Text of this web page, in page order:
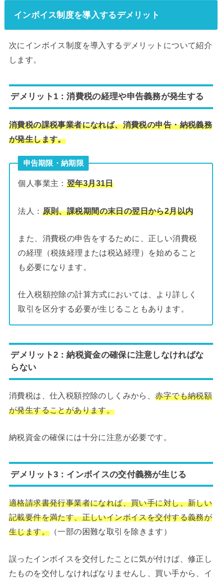
インボイス制度を導入するデメリット
次にインボイス制度を導入するデメリットについて紹介
します。
デメリット1：消費税の経理や申告義務が発生する
消費税の課税事業者になれば、消費税の申告・納税義務
が発生します。
申告期限・納期限
個人事業主： 翌年3月31日
法人： 原則、課税期間の末日の翌日から2月以内
また、消費税の申告をするために、正しい消費税
の経理（税抜経理または税込経理）を始めること
も必要になります。
仕入税額控除の計算方式においては、より詳しく
取引を区分する必要が生じることもあります。
デメリット2：納税資金の確保に注意しなければな
らない
消費税は、仕入税額控除のしくみから、赤字でも納税額
が発生することがあります。
納税資金の確保には十分に注意が必要です。
デメリット3：インボイスの交付義務が生じる
適格請求書発行事業者になれば、買い手に対し、新しい
記載要件を満たす、正しいインボイスを交付する義務が
生じます。（一部の困難な取引を除きます）
誤ったインボイスを交付したことに気が付けば、修正し
たものを交付しなければなりませんし、買い手から、イ